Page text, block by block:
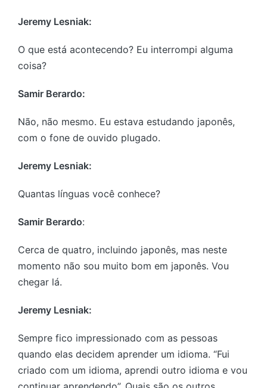
Jeremy Lesniak:
O que está acontecendo? Eu interrompi alguma
coisa?
Samir Berardo:
Não, não mesmo. Eu estava estudando japonês,
com o fone de ouvido plugado.
Jeremy Lesniak:
Quantas línguas você conhece?
Samir Berardo:
Cerca de quatro, incluindo japonês, mas neste
momento não sou muito bom em japonês. Vou
chegar lá.
Jeremy Lesniak:
Sempre fico impressionado com as pessoas
quando elas decidem aprender um idioma. “Fui
criado com um idioma, aprendi outro idioma e vou